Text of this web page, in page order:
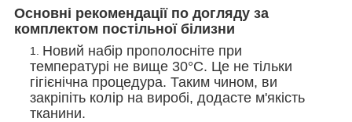
Основні рекомендації по догляду за
комплектом постільної білизни
Новий набір прополосніте при
температурі не вище 30°С. Це не тільки
гігієнічна процедура. Таким чином, ви
закріпіть колір на виробі, додасте м'якість
тканини.